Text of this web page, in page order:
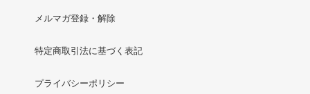
メルマガ登録・解除
特定商取引法に基づく表記
プライバシーポリシー